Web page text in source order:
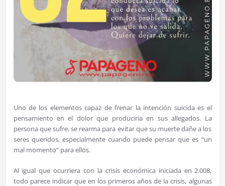
Uno de los elementos capaz de frenar la intención suicida es el
pensamiento en el dolor que produciría en sus allegados. La
persona que sufre, se rearma para evitar que su muerte dañe a los
seres queridos, especialmente cuando puede pensar que es “un
mal momento” para ellos.
Al igual que ocurriera con la crisis económica iniciada en 2.008,
todo parece indicar que en los primeros años de la crisis, algunas